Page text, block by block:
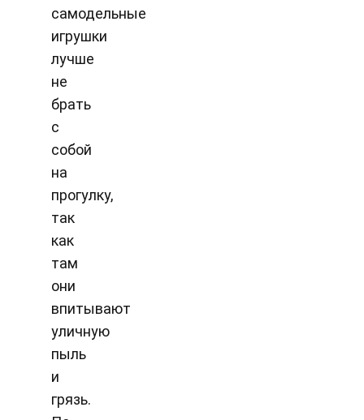
самодельные
игрушки
лучше
не
брать
с
собой
на
прогулку,
так
как
там
они
впитывают
уличную
пыль
и
грязь.